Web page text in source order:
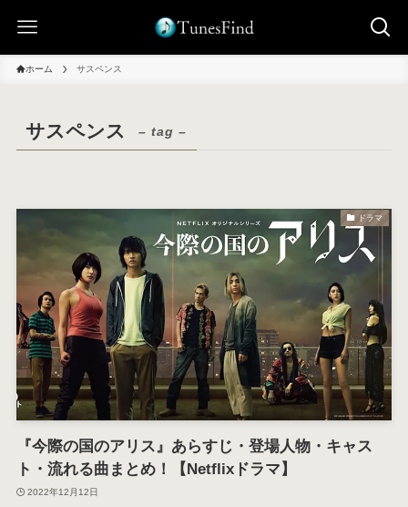
ホーム サスペンス
サスペンス – tag –
ドラマ
『今際の国のアリス』あらすじ・登場人物・キャス
ト・流れる曲まとめ！【Netflixドラマ】
2022年12月12日